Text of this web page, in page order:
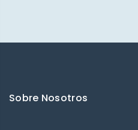
Sobre Nosotros